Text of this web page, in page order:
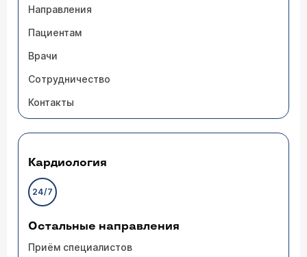
Направления
Пациентам
Врачи
Сотрудничество
Контакты
Кардиология
24/7
Остальные направления
Приём специалистов